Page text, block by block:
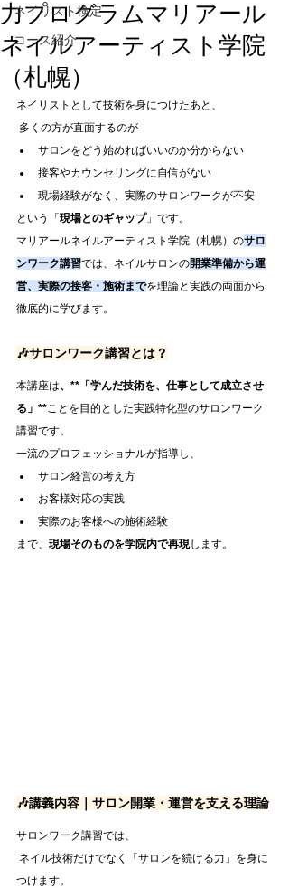
ネイリスト検定
コース紹介
力プログラムマリアール
ネイルアーティスト学院
（札幌）
ネイリストとして技術を身につけたあと、
多くの方が直面するのが
サロンをどう始めればいいのか分からない
接客やカウンセリングに自信がない
現場経験がなく、実際のサロンワークが不安
という「 現場とのギャップ」です。
マリアールネイルアーティスト学院（札幌）のサロ
ンワーク講習では、ネイルサロンの開業準備から運
営、実際の接客・施術までを理論と実践の両面から
徹底的に学びます。
🎶サロンワーク講習とは？
本講座は、 **「学んだ技術を、仕事として成立させ
る」**ことを目的とした実践特化型のサロンワーク
講習です。
一流のプロフェッショナルが指導し、
サロン経営の考え方
お客様対応の実践
実際のお客様への施術経験
まで、 現場そのものを学院内で再現します。
🎶講義内容｜サロン開業・運営を支える理論
サロンワーク講習では、
つけます。